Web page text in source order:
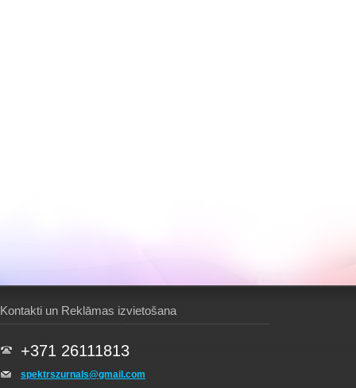
Kontakti un Reklāmas izvietošana
+371 26111813
spektrszurnals@gmail.com